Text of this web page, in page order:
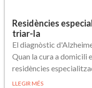
Residències
triar-la
El diagnòstic
Quan la cura a domicili
residències
LLEGIR MÉS